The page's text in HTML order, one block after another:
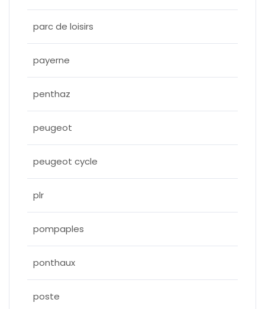
parc de loisirs
payerne
penthaz
peugeot
peugeot cycle
plr
pompaples
ponthaux
poste